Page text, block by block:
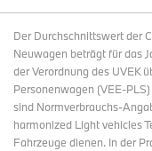
Der Durchschnittswert der
Neuwagen beträgt für das
der Verordnung des UVEK
Personenwagen (VEE-
sind Normverbrauchs-
harmonized Light vehicles
Fahrzeuge dienen. In der